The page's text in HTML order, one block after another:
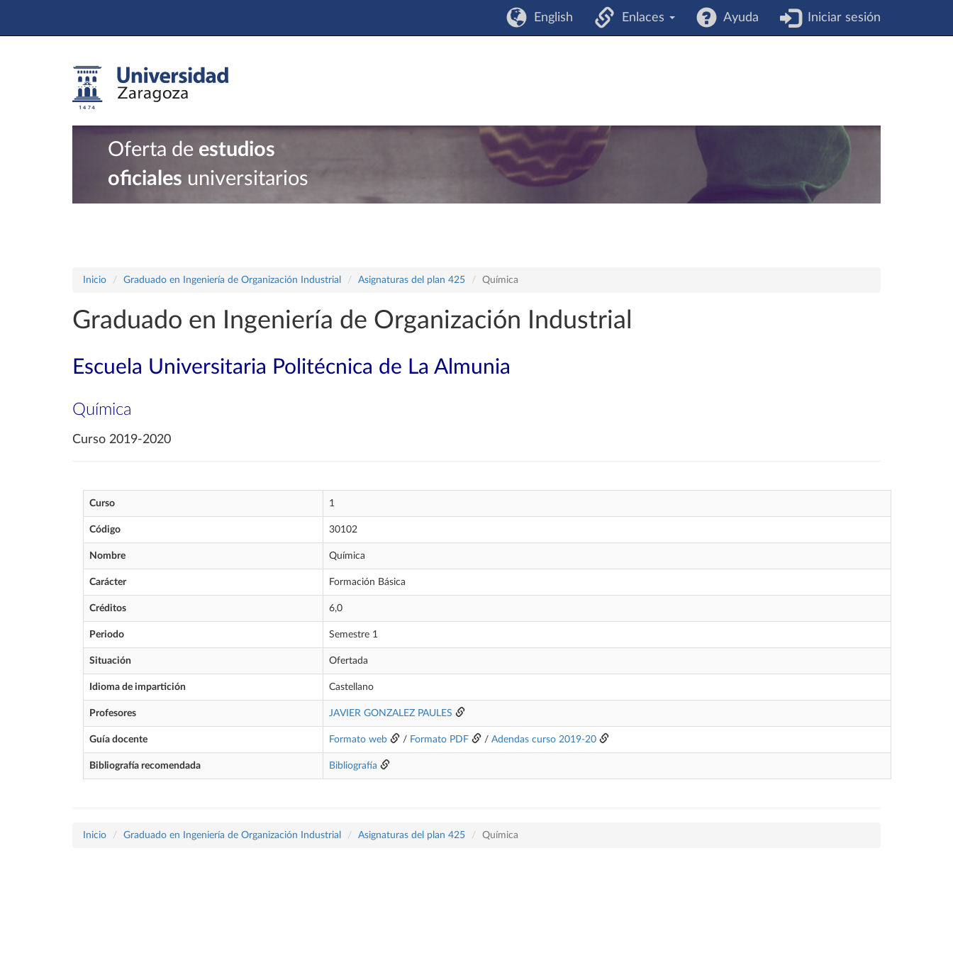
English Enlaces Ayuda Iniciar sesión
Oferta de estudios
oficiales universitarios
Inicio Graduado en Ingeniería de Organización Industrial Asignaturas del plan 425 Química
Graduado en Ingeniería de Organización Industrial
Escuela Universitaria Politécnica de La Almunia
Química
Curso 2019-2020
Curso 1
Código 30102
Nombre Química
Carácter Formación Básica
Créditos 6,0
Periodo Semestre 1
Situación Ofertada
Idioma de impartición Castellano
Profesores JAVIER GONZALEZ PAULES
Guía docente Formato web / Formato PDF / Adendas curso 2019-20
Bibliografía recomendada Bibliografía
Inicio Graduado en Ingeniería de Organización Industrial Asignaturas del plan 425 Química